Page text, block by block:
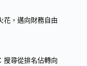
花，邁向財務自由
搜尋從排名佔轉向